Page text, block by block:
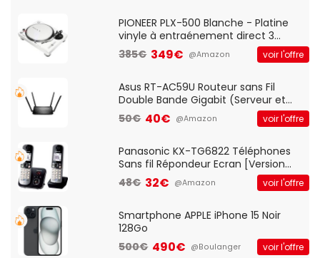
QWERTY UK - Noir
PIONEER PLX-500 Blanche - Platine
vinyle à entraénement direct 3
vitesses (33-45-78 trs/min) avec
pre-ampli intégré et port USB
385€ 349€ @Amazon voir l'offre
Asus RT-AC59U Routeur sans Fil
Double Bande Gigabit (Serveur et
Client VPN, Triple Vlan, Mode Point
d'accès et Bridge, contrôle Parental,
50€ 40€ @Amazon voir l'offre
Panasonic KX-TG6822 Téléphones
Sans fil Répondeur Ecran [Version
Française]
48€ 32€ @Amazon voir l'offre
Smartphone APPLE iPhone 15 Noir
128Go
500€ 490€ @Boulanger voir l'offre